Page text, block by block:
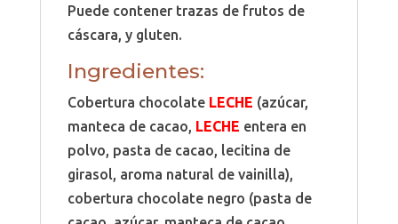
Puede contener trazas de frutos de
cáscara, y gluten.
Ingredientes:
Cobertura chocolate LECHE (azúcar,
manteca de cacao, LECHE entera en
polvo, pasta de cacao, lecitina de
girasol, aroma natural de vainilla),
cobertura chocolate negro (pasta de